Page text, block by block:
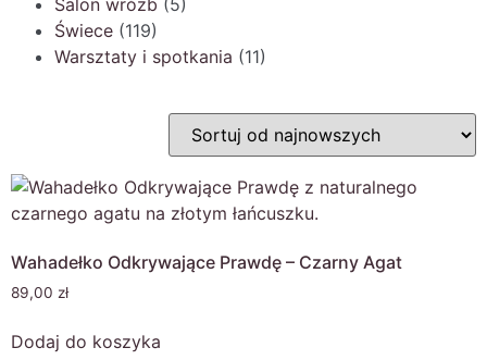
Salon wróżb (5)
Świece (119)
Warsztaty i spotkania (11)
Wahadełko Odkrywające Prawdę – Czarny Agat
89,00 zł
Dodaj do koszyka